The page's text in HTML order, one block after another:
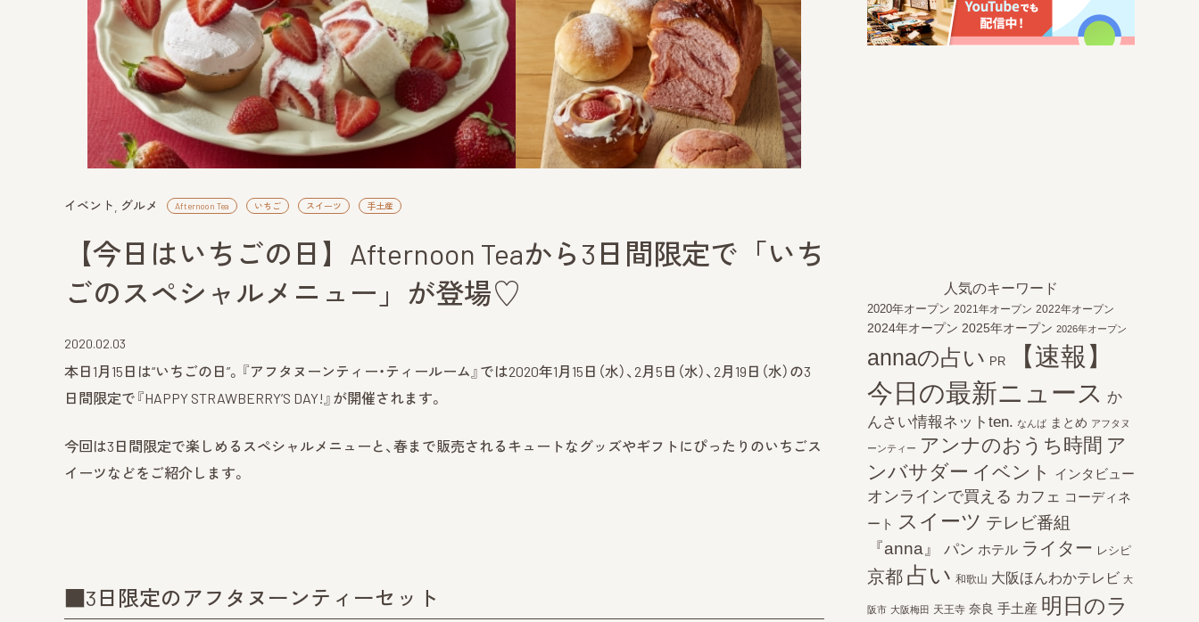
イベント グルメ Afternoon Tea いちご スイーツ 手土産
【今日はいちごの日】Afternoon Teaから3日間限定で「いち
ごのスペシャルメニュー」が登場♡
2020.02.03
本日1月15日は“いちごの日”。『アフタヌーンティー・ティールーム』では2020年1月15日（水）、2月5日（水）、2月19日（水）の3
日間限定で『HAPPY STRAWBERRY’S DAY!』が開催されます。
今回は3日間限定で楽しめるスペシャルメニューと、春まで販売されるキュートなグッズやギフトにぴったりのいちごス
イーツなどをご紹介します。
■3日限定のアフタヌーンティーセット
人気のキーワード
2020年オープン 2021年オープン 2022年オープン
2024年オープン 2025年オープン 2026年オープン
annaの占い PR
【速報】
今日の最新ニュース か
んさい情報ネットten. なんば まとめ アフタヌ
ーンティー アンナのおうち時間 ア
ンバサダー イベント インタビュー
オンラインで買える カフェ コーディネ
ート
スイーツ テレビ番組
『anna』
パン ホテル ライター レシピ
京都 占い 和歌山 大阪ほんわかテレビ 大
阪市 大阪梅田 天王寺 奈良 手土産 明日のラ